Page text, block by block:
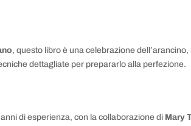
, questo libro è una celebrazione
dettagliate per prepararlo alla perfezione.
di esperienza, con la collaborazione di Mary